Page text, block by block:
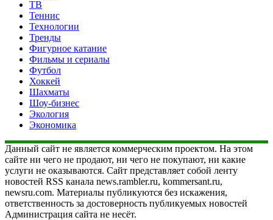
ТВ
Теннис
Технологии
Тренды
Фигурное катание
Фильмы и сериалы
Футбол
Хоккей
Шахматы
Шоу-бизнес
Экология
Экономика
Данный сайт не является коммерческим проектом. На этом
сайте ни чего не продают, ни чего не покупают, ни какие
услуги не оказываются. Сайт представляет собой ленту
новостей RSS канала news.rambler.ru, kommersant.ru,
newsru.com. Материалы публикуются без искажения,
ответственность за достоверность публикуемых новостей
Администрация сайта не несёт.